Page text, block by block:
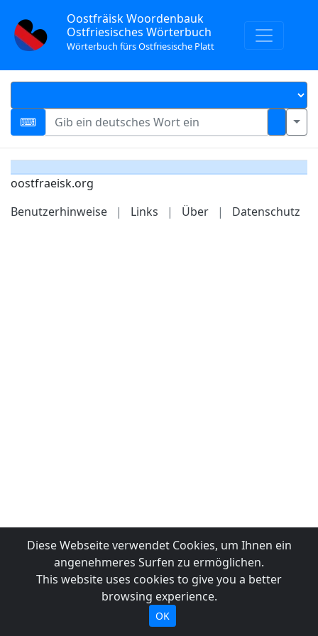
Oostfräisk Woordenbauk
Ostfriesisches Wörterbuch
Wörterbuch fürs Ostfriesische Platt
oostfraeisk.org
Benutzerhinweise
| Links | Über | Datenschutz
Diese Webseite verwendet Cookies, um Ihnen ein
angenehmeres Surfen zu ermöglichen.
This website uses cookies to give you a better
browsing experience.
OK